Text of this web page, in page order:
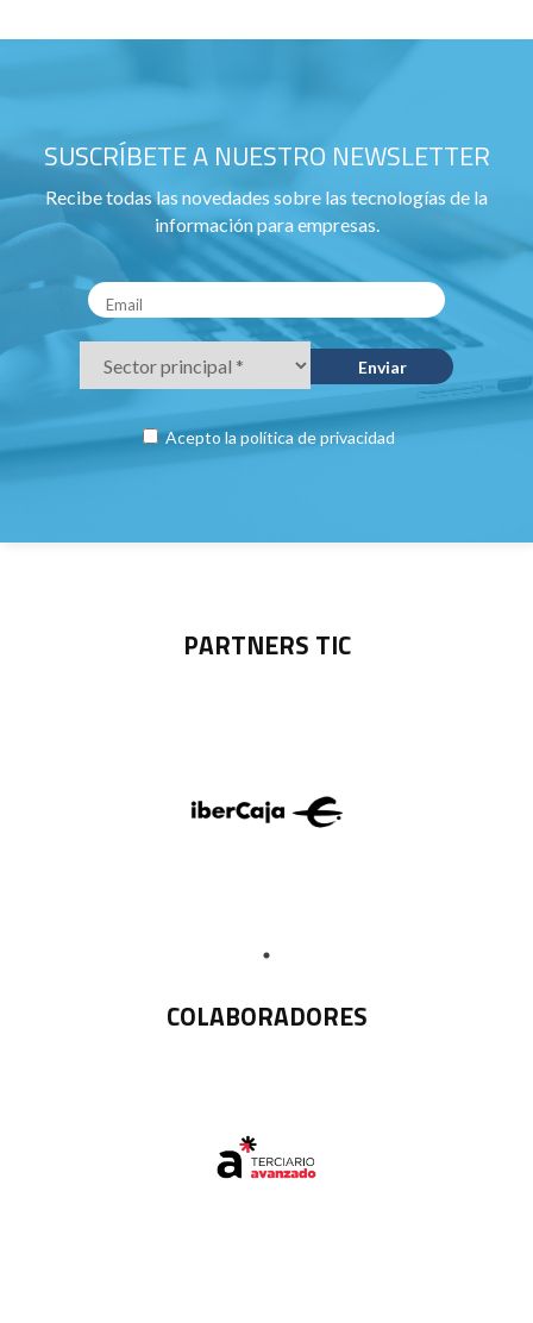
SUSCRÍBETE A NUESTRO NEWSLETTER
Recibe todas las novedades sobre las tecnologías de la
información para empresas.
Acepto la política de privacidad
PARTNERS TIC
COLABORADORES